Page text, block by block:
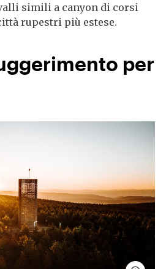
simili a canyon di corsi
rupestri più estese.
per